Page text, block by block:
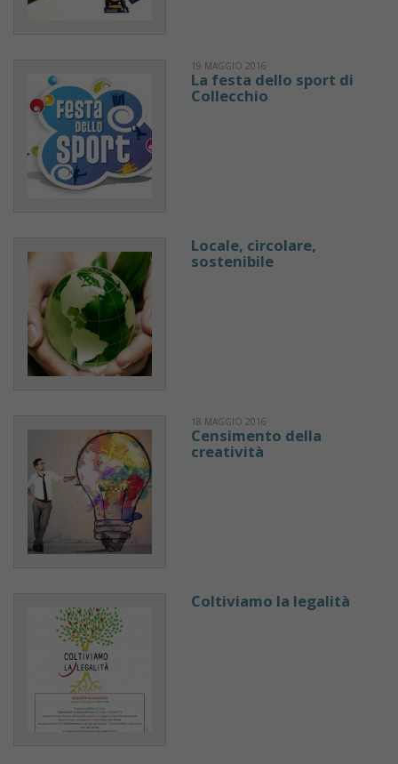
19 MAGGIO 2016
La festa dello sport di
Collecchio
Locale, circolare,
sostenibile
18 MAGGIO 2016
Censimento della
creatività
Coltiviamo la legalità